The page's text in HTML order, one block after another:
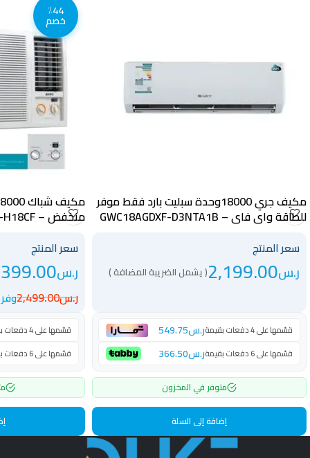
مكيف جري 18000وحدة سبليت بارد فقط موفر
للطاقة واي فاي – GWC18AGDXF-D3NTA1B
سعر المنتج
ر.س2,199.00( يشمل الضريبة المضافة )
قسّمها على 4 دفعات بقيمة ر.س549.75
قسّمها على 6 دفعات بقيمة ر.س366.50
متوفر في المخزون
إضافة إلى السلة
٪44
خصم
منخفض – BWAC-H18CF
سعر المنتج
ر.س
ر.س2,499.00وفر 1100 ر.س
قسّمها على 4 دفعات بقيمة
قسّمها على 6 دفعات بقيمة